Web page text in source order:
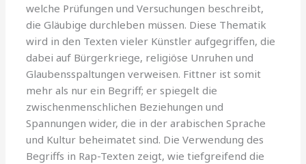
welche Prüfungen und Versuchungen beschreibt,
die Gläubige durchleben müssen. Diese Thematik
wird in den Texten vieler Künstler aufgegriffen, die
dabei auf Bürgerkriege, religiöse Unruhen und
Glaubensspaltungen verweisen. Fittner ist somit
mehr als nur ein Begriff; er spiegelt die
zwischenmenschlichen Beziehungen und
Spannungen wider, die in der arabischen Sprache
und Kultur beheimatet sind. Die Verwendung des
Begriffs in Rap-Texten zeigt, wie tiefgreifend die